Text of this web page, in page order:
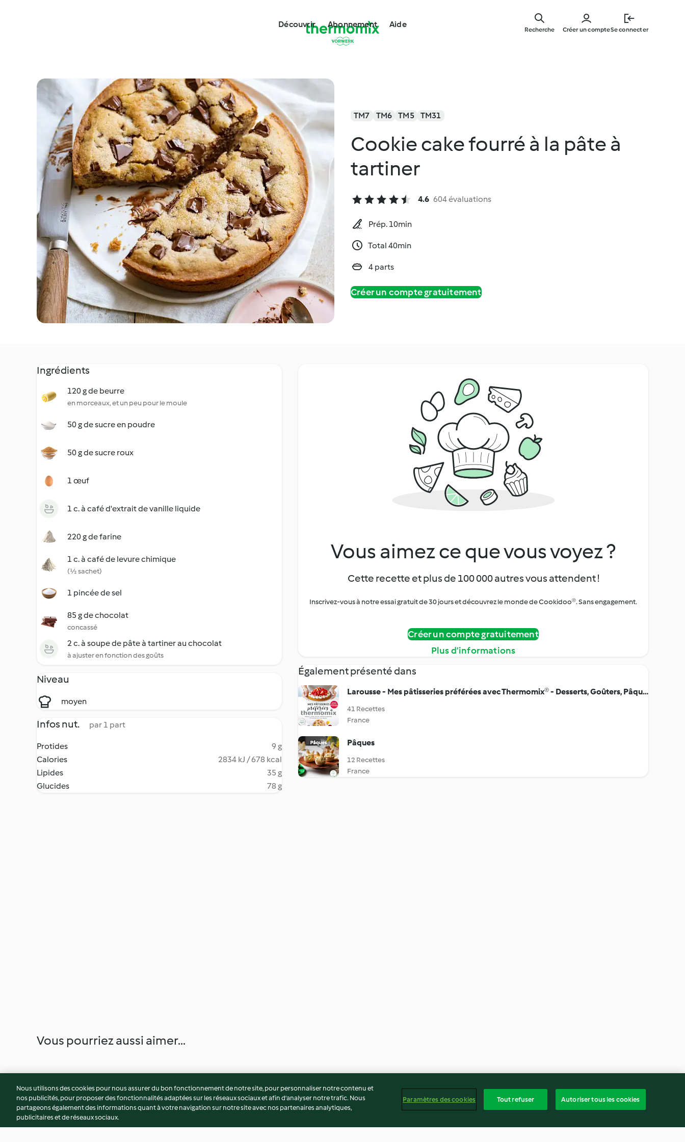
main
Découvrir Abonnement Aide
Créer un compteSe connecter
Recherche
TM7 TM6 TM5 TM31
Cookie cake fourré à la pâte à
tartiner
4.6 604 évaluations
Prép. 10min
Total 40min
4 parts
Créer un compte gratuitement
Ingrédients
120 g de beurre
en morceaux, et un peu pour le moule
50 g de sucre en poudre
50 g de sucre roux
1 œuf
1 c. à café d'extrait de vanille liquide
220 g de farine
1 c. à café de levure chimique
(½ sachet)
1 pincée de sel
85 g de chocolat
concassé
2 c. à soupe de pâte à tartiner au chocolat
à ajuster en fonction des goûts
Niveau
moyen
Infos nut. par 1 part
Protides
9 g
Calories
2834 kJ / 678 kcal
Lipides
35 g
Glucides
78 g
Vous aimez ce que vous voyez ?
Cette recette et plus de 100 000 autres vous attendent !
Inscrivez-vous à notre essai gratuit de 30 jours et découvrez le monde de Cookidoo®. Sans engagement.
Créer un compte gratuitement
Plus d’informations
Également présenté dans
Larousse - Mes pâtisseries préférées avec Thermomix® - Desserts, Goûters, Pâques
41 Recettes
France
Pâques
12 Recettes
France
Vous pourriez aussi aimer...
Nous utilisons des cookies pour nous assurer du bon fonctionnement de notre site, pour personnaliser notre contenu et
nos publicités, pour proposer des fonctionnalités adaptées sur les réseaux sociaux et afin d’analyser notre trafic. Nous
partageons également des informations quant à votre navigation sur notre site avec nos partenaires analytiques,
publicitaires et de réseaux sociaux.
Paramètres des cookies Tout refuser Autoriser tous les cookies